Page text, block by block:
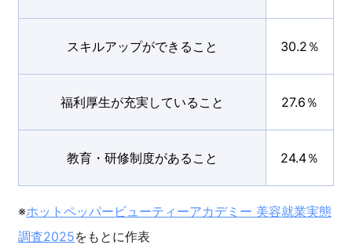
スキルアップができること 30.2％
福利厚生が充実していること 27.6％
教育・研修制度があること 24.4％
※ホットペッパービューティーアカデミー 美容就業実態
調査2025をもとに作表